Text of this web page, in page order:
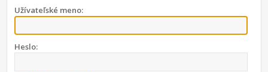
Užívateľské meno:
Heslo: